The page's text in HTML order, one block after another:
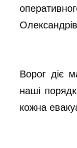
Ворог діє
наші
кожна